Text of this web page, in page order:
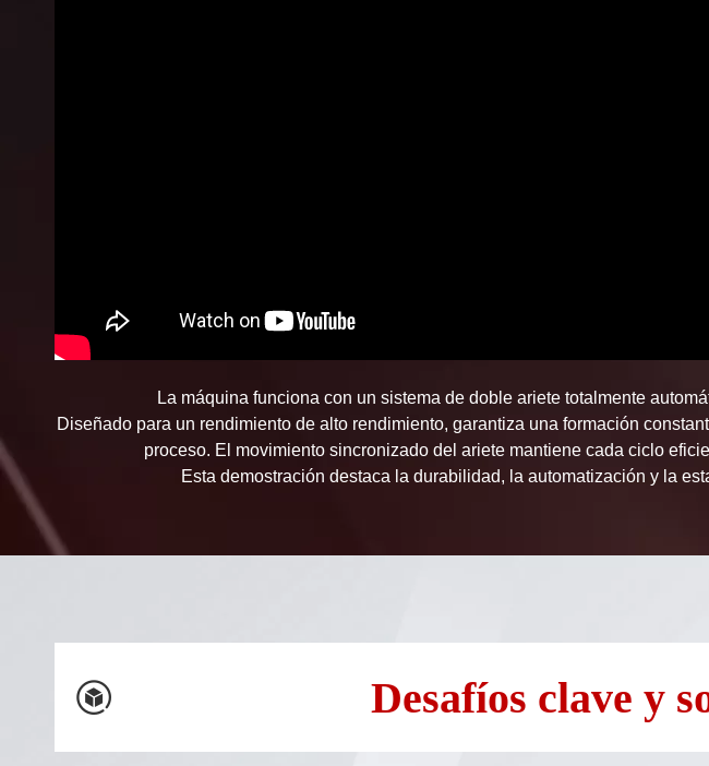
La máquina funciona con un sistema de doble ariete totalmente
Diseñado para un rendimiento de alto rendimiento, garantiza una formación
proceso. El movimiento sincronizado del ariete mantiene cada ciclo
Esta demostración destaca la durabilidad, la automatización y la
Desafíos clave y